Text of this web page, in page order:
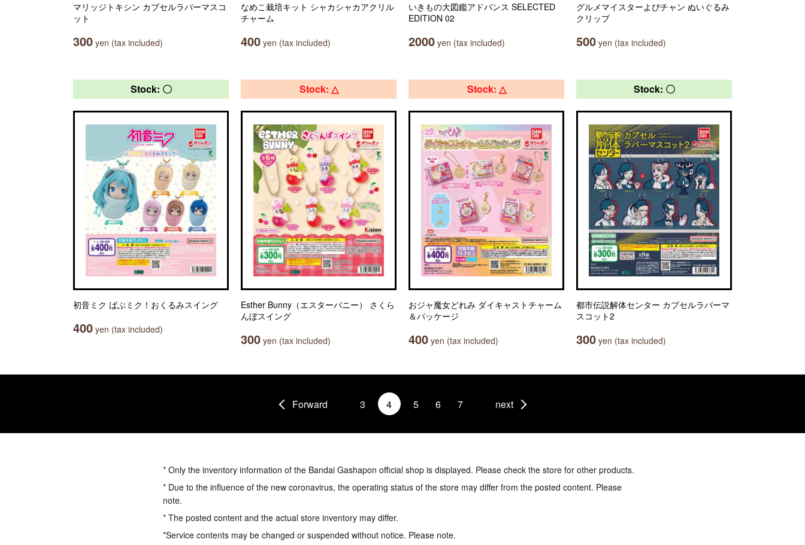
マリッジトキシン カプセルラバーマスコ
ット
300 yen (tax included)
なめこ栽培キット シャカシャカアクリル
チャーム
400 yen (tax included)
いきもの大図鑑アドバンス SELECTED
EDITION 02
2000 yen (tax included)
グルメマイスターよぴチャン ぬいぐるみ
クリップ
500 yen (tax included)
Stock: 〇
初音ミク ばぶミク！おくるみスイング
400 yen (tax included)
Stock: △
Esther Bunny（エスターバニー） さくら
んぼスイング
300 yen (tax included)
Stock: △
おジャ魔女どれみ ダイキャストチャーム
＆パッケージ
400 yen (tax included)
Stock: 〇
都市伝説解体センター カプセルラバーマ
スコット2
300 yen (tax included)
Forward 3 4 5 6 7 next
* Only the inventory information of the Bandai Gashapon official shop is displayed. Please check the store for other products.
* Due to the influence of the new coronavirus, the operating status of the store may differ from the posted content. Please
note.
* The posted content and the actual store inventory may differ.
*Service contents may be changed or suspended without notice. Please note.